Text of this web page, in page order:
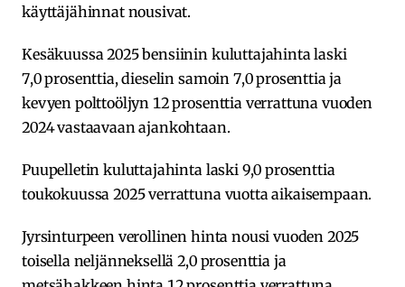
käyttäjähinnat nousivat.
Kesäkuussa 2025 bensiinin kuluttajahinta laski
7,0 prosenttia, dieselin samoin 7,0 prosenttia ja
kevyen polttoöljyn 12 prosenttia verrattuna vuoden
2024 vastaavaan ajankohtaan.
Puupelletin kuluttajahinta laski 9,0 prosenttia
toukokuussa 2025 verrattuna vuotta aikaisempaan.
Jyrsinturpeen verollinen hinta nousi vuoden 2025
toisella neljänneksellä 2,0 prosenttia ja